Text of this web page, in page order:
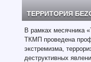
ТЕРРИТОРИЯ
В рамках месячника
ТКМП проведена
экстремизма,
деструктивных